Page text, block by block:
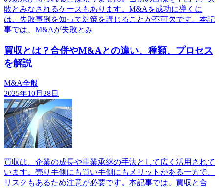
敗とみなされるケースもあります。M&Aを成功に導くに
は、失敗事例を知って対策を講じることが不可欠です。本記
事では、M&Aが失敗とみ
買収とは？合併やM&Aとの違い、種類、プロセス
を解説
M&A全般
2025年10月28日
買収は、企業の成長や事業承継の手法として広く活用されて
います。売り手側にも買い手側にもメリットがある一方で、
リスクもあるため注意が必要です。本記事では、買収と合